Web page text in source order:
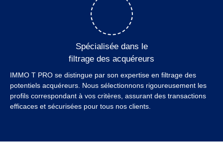
Spécialisée dans le
filtrage des acquéreurs
IMMO T PRO se distingue par son expertise en filtrage des
potentiels acquéreurs. Nous sélectionnons rigoureusement les
profils correspondant à vos critères, assurant des transactions
efficaces et sécurisées pour tous nos clients.